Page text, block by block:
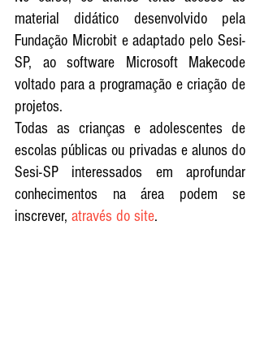
material didático desenvolvido pela
Fundação Microbit e adaptado pelo Sesi-
SP, ao software Microsoft Makecode
voltado para a programação e criação de
projetos.
Todas as crianças e adolescentes de
escolas públicas ou privadas e alunos do
Sesi-SP interessados em aprofundar
conhecimentos na área podem se
inscrever, através do site.